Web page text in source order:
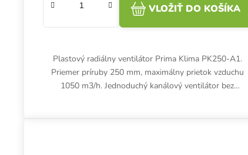
VLOŽIŤ DO KOŠÍKA
Plastový radiálny ventilátor Prima Klima PK250-A1.
Priemer príruby 250 mm, maximálny prietok vzduchu
1050 m3/h. Jednoduchý kanálový ventilátor bez